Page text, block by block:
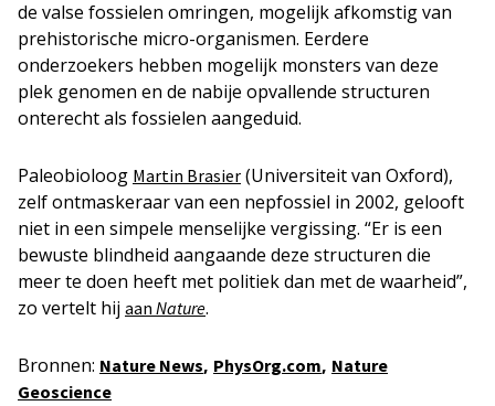
de valse fossielen omringen, mogelijk afkomstig van
prehistorische micro-organismen. Eerdere
onderzoekers hebben mogelijk monsters van deze
plek genomen en de nabije opvallende structuren
onterecht als fossielen aangeduid.
Paleobioloog Martin Brasier (Universiteit van Oxford),
zelf ontmaskeraar van een nepfossiel in 2002, gelooft
niet in een simpele menselijke vergissing. “Er is een
bewuste blindheid aangaande deze structuren die
meer te doen heeft met politiek dan met de waarheid”,
zo vertelt hij aan Nature.
Bronnen: Nature News, PhysOrg.com, Nature
Geoscience